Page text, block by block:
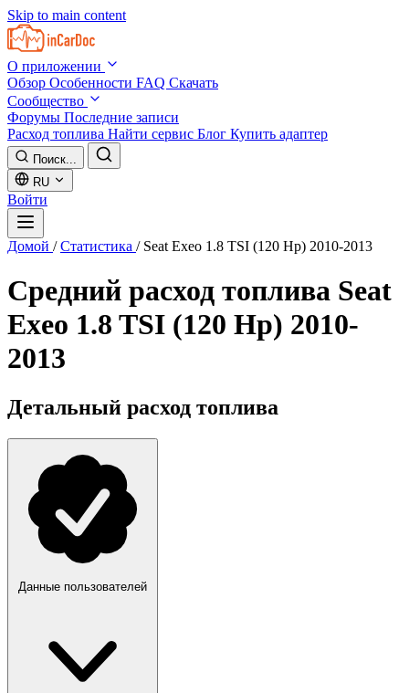
Skip to main content
О приложении
Обзор Особенности FAQ Скачать
Сообщество
Форумы Последние записи
Расход топлива Найти сервис Блог Купить адаптер
Поиск...
RU
Войти
Домой / Статистика / Seat Exeo 1.8 TSI (120 Hp) 2010-2013
Средний расход топлива Seat
Exeo 1.8 TSI (120 Hp) 2010-
2013
Детальный расход топлива
Данные пользователей